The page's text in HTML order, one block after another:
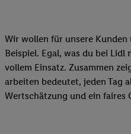
Wir wollen für unsere Kunden
Beispiel. Egal, was du bei
vollem Einsatz. Zusammen
arbeiten bedeutet, jeden Tag
Wertschätzung und ein faires